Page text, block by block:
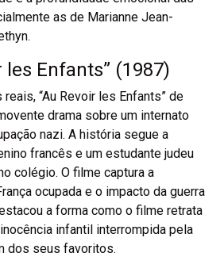
as de Marianne Jean-
les Enfants” (1987)
“Au Revoir les Enfants” de
drama sobre um internato
nazi. A história segue a
francês e um estudante judeu
colégio. O filme captura a
ocupada e o impacto da guerra
a forma como o filme retrata
infantil interrompida pela
dos seus favoritos.